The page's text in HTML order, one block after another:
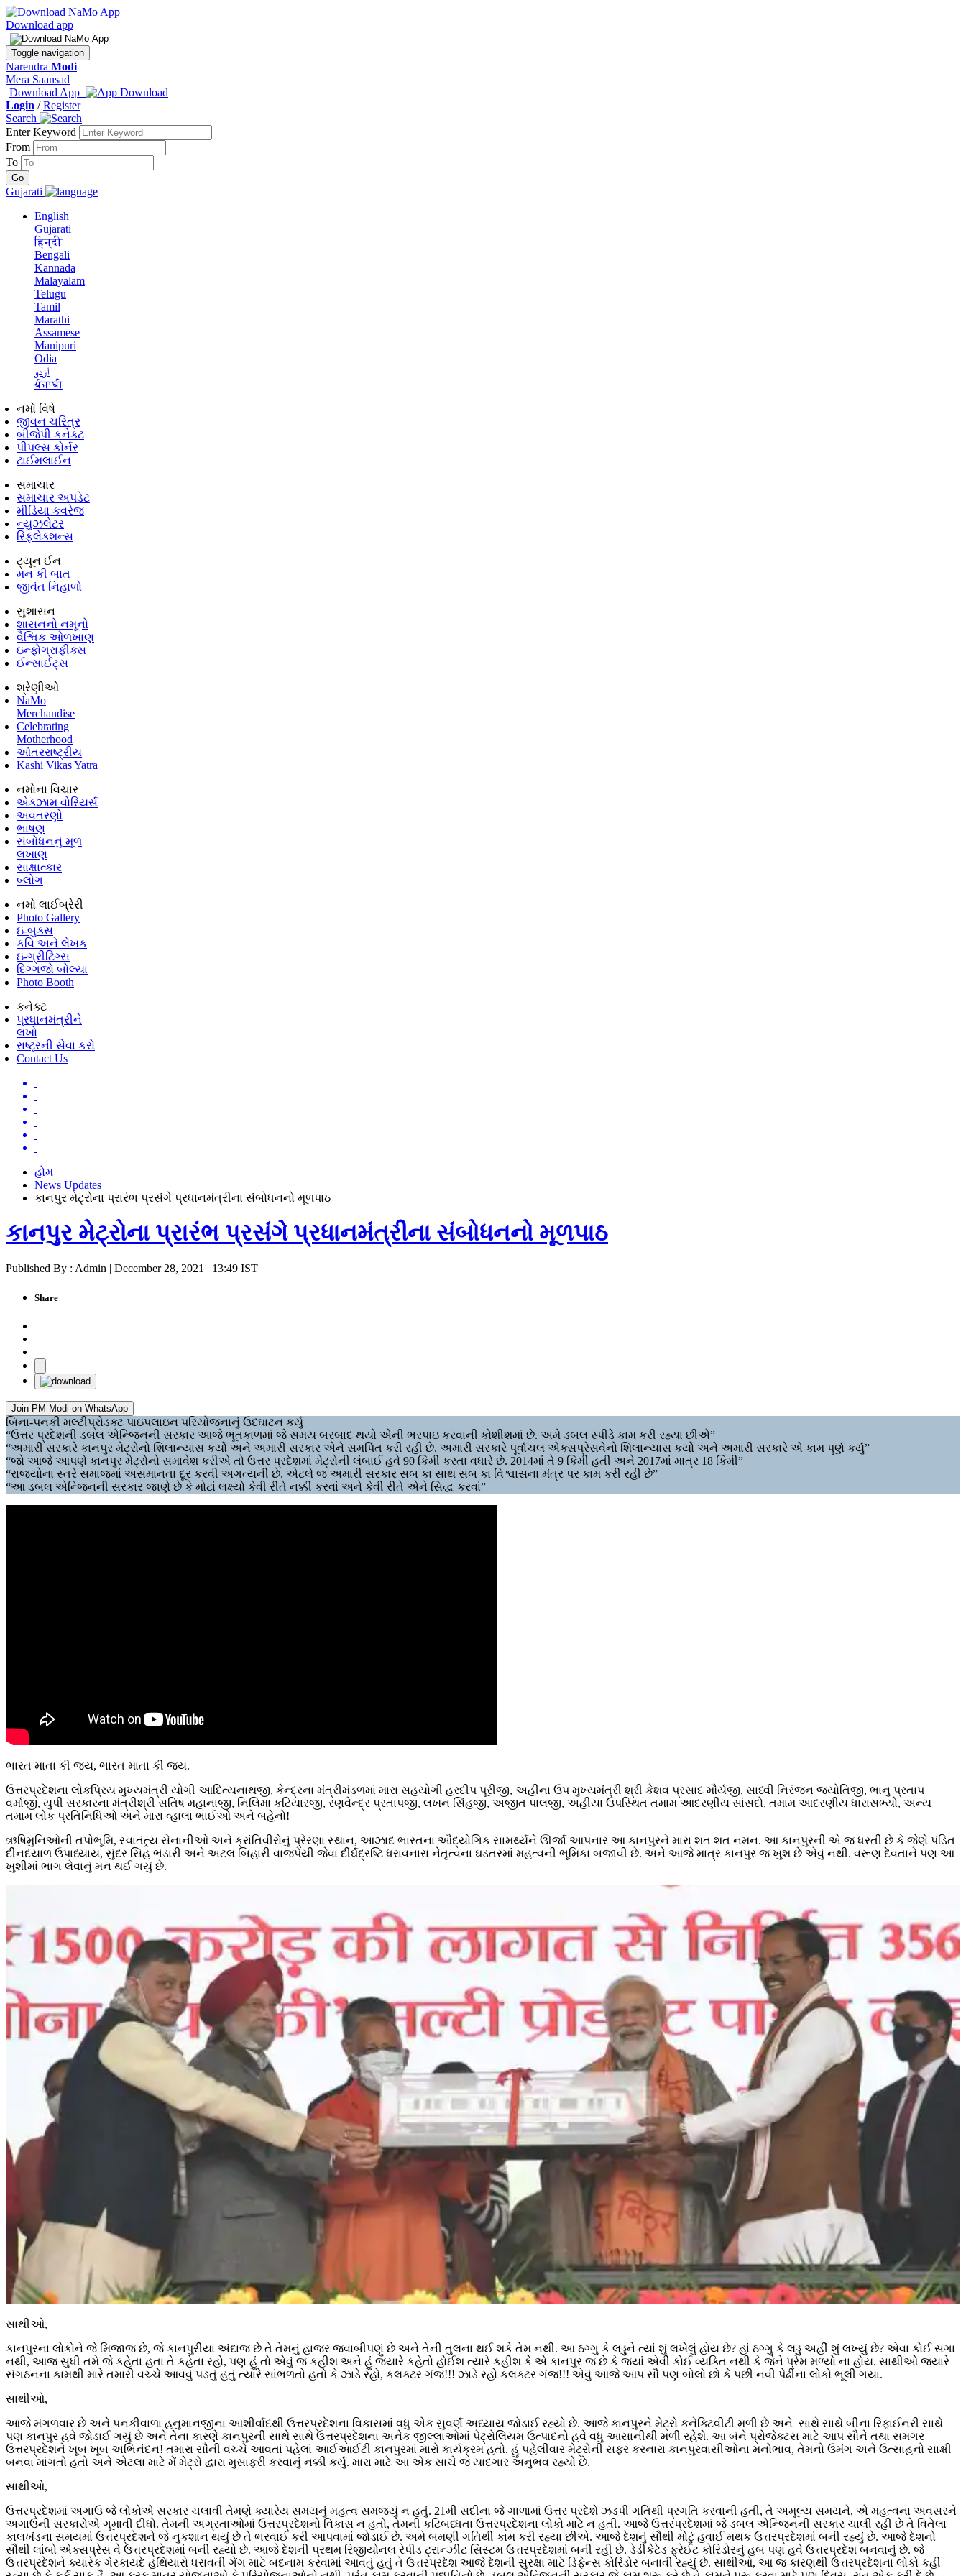
Download app
Toggle navigation
Narendra Modi
Mera Saansad
Download App
Login /Register
Search
Enter Keyword
From
To
Gujarati
English
Gujarati
हिन्दी
Bengali
Kannada
Malayalam
Telugu
Tamil
Marathi
Assamese
Manipuri
Odia
اردو
ਪੰਜਾਬੀ
નમો વિષે
જીવન ચરિત્ર
બીજેપી કનેક્ટ
પીપલ્સ કોર્નર
ટાઈમલાઈન
સમાચાર
સમાચાર અપડેટ
મીડિયા કવરેજ
ન્યુઝલેટર
રિફ્લેક્શન્સ
ટ્યૂન ઈન
મન કી બાત
જીવંત નિહાળો
સુશાસન
શાસનનો નમૂનો
વૈશ્વિક ઓળખાણ
ઇન્ફોગ્રાફીક્સ
ઈન્સાઈટ્સ
શ્રેણીઓ
NaMo
Merchandise
Celebrating
Motherhood
આંતરરાષ્ટ્રીય
Kashi Vikas Yatra
નમોના વિચાર
એક્ઝામ વોરિયર્સ
અવતરણો
ભાષણ
સંબોધનનું મૂળ
લખાણ
સાક્ષાત્કાર
બ્લોગ
નમો લાઈબ્રેરી
Photo Gallery
ઇ-બુક્સ
કવિ અને લેખક
ઇ-ગ્રીટિંગ્સ
દિગ્ગજો બોલ્યા
Photo Booth
કનેક્ટ
પ્રધાનમંત્રીને
લખો
રાષ્ટ્રની સેવા કરો
Contact Us
હોમ
News Updates
કાનપુર મેટ્રોના પ્રારંભ પ્રસંગે પ્રધાનમંત્રીના સંબોધનનો મૂળપાઠ
કાનપુર મેટ્રોના પ્રારંભ પ્રસંગે પ્રધાનમંત્રીના સંબોધનનો મૂળપાઠ
Published By : Admin | December 28, 2021 | 13:49 IST
Share
Join PM Modi on WhatsApp
બિના-પનકી મલ્ટીપ્રોડક્ટ પાઇપલાઇન પરિયોજનાનું ઉદઘાટન કર્યું
“ઉત્તર પ્રદેશની ડબલ એન્જિનની સરકાર આજે ભૂતકાળમાં જે સમય બરબાદ થયો એની ભરપાઇ કરવાની કોશીશમાં છે. અમે ડબલ સ્પીડે કામ કરી રહ્યા છીએ”
“અમારી સરકારે કાનપુર મેટ્રોનો શિલાન્યાસ કર્યો અને અમારી સરકાર એને સમર્પિત કરી રહી છે. અમારી સરકારે પૂર્વાંચલ એક્સપ્રેસવેનો શિલાન્યાસ કર્યો અને અમારી સરકારે એ કામ પૂર્ણ કર્યું”
“જો આજે આપણે કાનપુર મેટ્રોનો સમાવેશ કરીએ તો ઉત્તર પ્રદેશમાં મેટ્રોની લંબાઈ હવે 90 કિમી કરતા વધારે છે. 2014માં તે 9 કિમી હતી અને 2017માં માત્ર 18 કિમી”
“રાજ્યોના સ્તરે સમાજમાં અસમાનતા દૂર કરવી અગત્યની છે. એટલે જ અમારી સરકાર સબ કા સાથ સબ કા વિશ્વાસના મંત્ર પર કામ કરી રહી છે”
“આ ડબલ એન્જિનની સરકાર જાણે છે કે મોટાં લક્ષ્યો કેવી રીતે નક્કી કરવાં અને કેવી રીતે એને સિદ્ધ કરવાં”
ભારત માતા કી જય, ભારત માતા કી જય.
ઉત્તરપ્રદેશના લોકપ્રિય મુખ્યમંત્રી યોગી આદિત્યનાથજી, કેન્દ્રના મંત્રીમંડળમાં મારા સહયોગી હરદીપ પૂરીજી, અહીંના ઉપ મુખ્યમંત્રી શ્રી કેશવ પ્રસાદ મૌર્યજી, સાધ્વી નિરંજન જ્યોતિજી, ભાનુ પ્રતાપ
વર્માજી, યુપી સરકારના મંત્રીશ્રી સતિષ મહાનાજી, નિલિમા કટિયારજી, રણવેન્દ્ર પ્રતાપજી, લખન સિંહજી, અજીત પાલજી, અહીંયા ઉપસ્થિત તમામ આદરણીય સાંસદો, તમામ આદરણીય ધારાસભ્યો, અન્ય
તમામ લોક પ્રતિનિધિઓ અને મારા વ્હાલા ભાઈઓ અને બહેનો!
ઋષિમુનિઓની તપોભૂમિ, સ્વાતંત્ર્ય સેનાનીઓ અને ક્રાંતિવીરોનું પ્રેરણા સ્થાન, આઝાદ ભારતના ઔદ્યોગિક સામર્થ્યને ઊર્જા આપનાર આ કાનપુરને મારા શત શત નમન. આ કાનપુરની એ જ ધરતી છે કે જેણે પંડિત
દીનદયાળ ઉપાધ્યાય, સુંદર સિંહ ભંડારી અને અટલ બિહારી વાજપેયી જેવા દીર્ઘદ્રષ્ટિ ધરાવનારા નેતૃત્વના ઘડતરમાં મહત્વની ભૂમિકા બજાવી છે. અને આજે માત્ર કાનપુર જ ખુશ છે એવું નથી. વરૂણ દેવતાને પણ આ
ખુશીમાં ભાગ લેવાનું મન થઈ ગયું છે.
સાથીઓ,
કાનપુરના લોકોને જે મિજાજ છે, જે કાનપુરીયા અંદાજ છે તે તેમનું હાજર જવાબીપણું છે અને તેની તુલના થઈ શકે તેમ નથી. આ ઠગ્ગુ કે લડ્ડુને ત્યાં શું લખેલું હોય છે? હાં ઠગ્ગુ કે લડ્ડુ અહીં શું લખ્યું છે? એવા કોઈ સગા
નથી, આજ સુધી તમે જે કહેતા હતા તે કહેતા રહો, પણ હું તો એવું જ કહીશ અને હું જ્યારે કહેતો હોઈશ ત્યારે કહીશ કે એ કાનપુર જ છે કે જ્યાં એવી કોઈ વ્યક્તિ નથી કે જેને પ્રેમ મળ્યો ના હોય. સાથીઓ જ્યારે
સંગઠનના કામથી મારે તમારી વચ્ચે આવવું પડતું હતું ત્યારે સાંભળતો હતો કે ઝાડે રહો, કલક્ટર ગંજ!!! ઝાડે રહો કલક્ટર ગંજ!!! એવું આજે આપ સૌ પણ બોલો છો કે પછી નવી પેઢીના લોકો ભૂલી ગયા.
સાથીઓ,
આજે મંગળવાર છે અને પનકીવાળા હનુમાનજીના આશીર્વાદથી ઉત્તરપ્રદેશના વિકાસમાં વધુ એક સુવર્ણ અધ્યાય જોડાઈ રહ્યો છે. આજે કાનપુરને મેટ્રો કનેક્ટિવીટી મળી છે અને સાથે સાથે બીના રિફાઈનરી સાથે
પણ કાનપુર હવે જોડાઈ ગયું છે અને તેના કારણે કાનપુરની સાથે સાથે ઉત્તરપ્રદેશના અનેક જીલ્લાઓમાં પેટ્રોલિયમ ઉત્પાદનો હવે વધુ આસાનીથી મળી રહેશે. આ બંને પ્રોજેક્ટસ માટે આપ સૌને તથા સમગર
ઉત્તરપ્રદેશને ખૂબ ખૂબ અભિનંદન! તમારા સૌની વચ્ચે આવતાં પહેલાં આઈઆઈટી કાનપુરમાં મારો કાર્યક્રમ હતો. હું પહેલીવાર મેટ્રોની સફર કરનારા કાનપુરવાસીઓના મનોભાવ, તેમનો ઉમંગ અને ઉત્સાહનો સાક્ષી
બનવા માંગતો હતો અને એટલા માટે મેં મેટ્રો દ્વારા મુસાફરી કરવાનું નક્કી કર્યું. મારા માટે આ એક સાચે જ યાદગાર અનુભવ રહ્યો છે.
સાથીઓ,
ઉત્તરપ્રદેશમાં અગાઉ જે લોકોએ સરકાર ચલાવી તેમણે ક્યારેય સમયનું મહત્વ સમજ્યું ન હતું. 21મી સદીના જે ગાળામાં ઉત્તર પ્રદેશે ઝડપી ગતિથી પ્રગતિ કરવાની હતી, તે અમૂલ્ય સમયને, એ મહત્વના અવસરને
અગાઉની સરકારોએ ગૂમાવી દીધો. તેમની અગ્રતાઓમાં ઉત્તરપ્રદેશનો વિકાસ ન હતો, તેમની કટિબધ્ધતા ઉત્તરપ્રદેશના લોકો માટે ન હતી. આજે ઉત્તરપ્રદેશમાં જે ડબલ એન્જિનની સરકાર ચાલી રહી છે તે વિતેલા
કાલખંડના સમયમાં ઉત્તરપ્રદેશને જે નુકશાન થયું છે તે ભરવાઈ કરી આપવામાં જોડાઈ છે. અમે બમણી ગતિથી કામ કરી રહ્યા છીએ. આજે દેશનું સૌથી મોટું હવાઈ મથક ઉત્તરપ્રદેશમાં બની રહ્યું છે. આજે દેશનો
સૌથી લાંબો એક્સપ્રેસ વે ઉત્તરપ્રદેશમાં બની રહ્યો છે. આજે દેશની પ્રથમ રિજીયોનલ રેપીડ ટ્રાન્ઝીટ સિસ્ટમ ઉત્તરપ્રદેશમાં બની રહી છે. ડેડીકેટેડ ફ્રેઈટ કોરિડોરનું હબ પણ હવે ઉત્તરપ્રદેશ બનવાનું છે. જે
ઉત્તરપ્રદેશને ક્યારેક ગેરકાયદે હથિયારો ધરાવતી ગેંગ માટે બદનામ કરવામાં આવતું હતું તે ઉત્તરપ્રદેશ આજે દેશની સુરક્ષા માટે ડિફેન્સ કોરિડોર બનાવી રહ્યું છે. સાથીઓ, આ જ કારણથી ઉત્તરપ્રદેશના લોકો કહી